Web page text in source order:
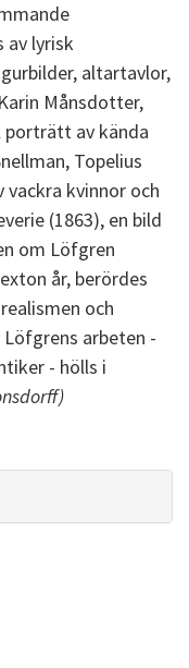
av lyrisk
altartavlor,
Månsdotter,
av kända
Topelius
kvinnor och
(1863), en bild
om Löfgren
år, berördes
och
arbeten -
- hölls i